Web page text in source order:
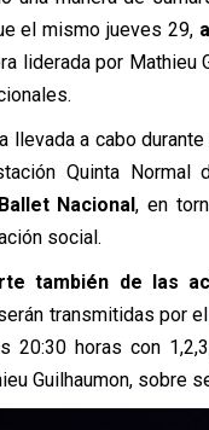
el mismo jueves 29,
liderada por Mathieu
llevada a cabo
Quinta Normal
Nacional, en
social.
también de las
transmitidas por el
horas con
Guilhaumon, sobre